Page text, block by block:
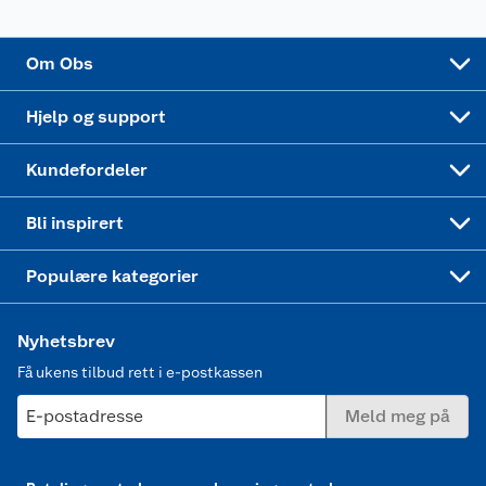
Om Obs
Hjelp og support
Kundefordeler
Bli inspirert
Populære kategorier
Nyhetsbrev
Få ukens tilbud rett i e-postkassen
E-postadresse Meld meg på